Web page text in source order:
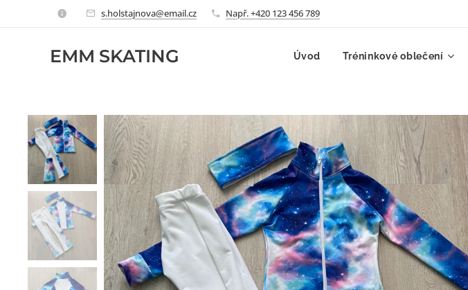
s.holstajnova@email.cz Např. +420 123 456 789
EMM SKATING Úvod Tréninkové oblečení